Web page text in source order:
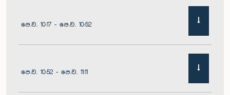
පෙ.ව. 10:17 - පෙ.ව. 10:52
පෙ.ව. 10:52 - පෙ.ව. 11:11